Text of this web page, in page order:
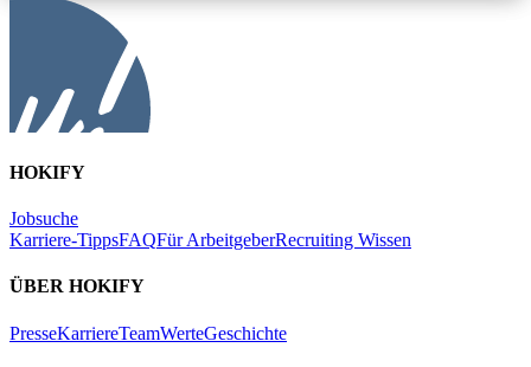
HOKIFY
Jobsuche
Karriere-TippsFAQFür ArbeitgeberRecruiting Wissen
ÜBER HOKIFY
PresseKarriereTeamWerteGeschichte